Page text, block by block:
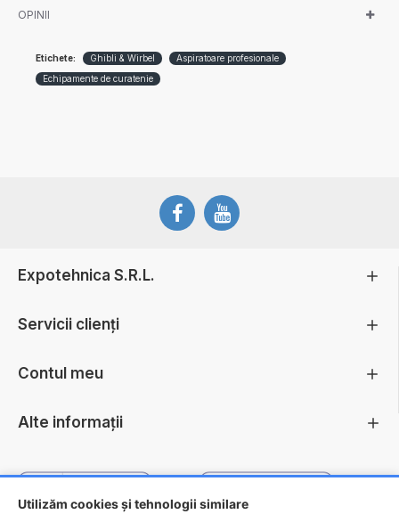
Utilizăm cookies și tehnologii similare
OPINII
Etichete: Ghibli & Wirbel
Aspiratoare profesionale
Echipamente de curatenie
Expotehnica S.R.L.
Servicii clienți
Contul meu
Alte informații